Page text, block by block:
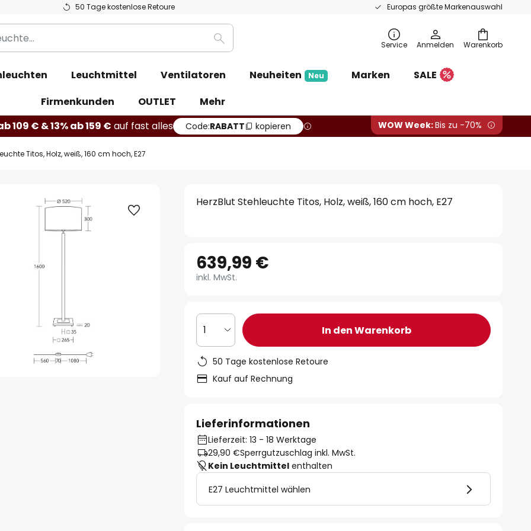
50 Tage kostenlose Retoure Europas größte Markenauswahl
Warenkorb
Suche Service Anmelden
Leuchtmittel Ventilatoren Neuheiten Neu Marken
SALE
Firmenkunden
OUTLET
Mehr
109 € & 13% ab 159 € auf fast alles Code:RABATT kopieren WOW Week:Bis zu -70%
Titos, Holz, weiß, 160 cm hoch, E27
HerzBlut Stehleuchte Titos, Holz, weiß, 160 cm hoch, E27
639,99 €
inkl. MwSt.
1 In den Warenkorb
50 Tage kostenlose Retoure
Kauf auf Rechnung
Lieferinformationen
Lieferzeit: 13 - 18 Werktage
29,90 €Sperrgutzuschlag inkl. MwSt.
Kein Leuchtmittel enthalten
E27 Leuchtmittel wählen